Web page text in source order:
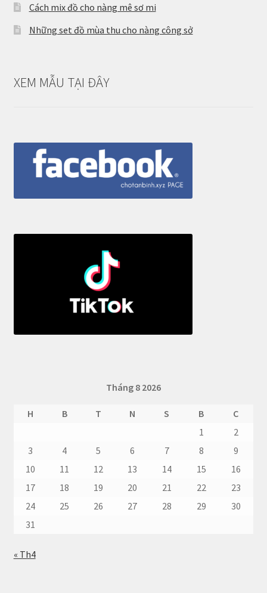
Cách mix đồ cho nàng mê sơ mi
Những set đồ mùa thu cho nàng công sở
XEM MẪU TẠI ĐÂY
Tháng 8 2026
H B T N S B
C
1
2
3
4 5 6 7 8
9
10
11 12 13 14 15
16
17
18 19 20 21 22
23
24
25 26 27 28 29
30
31
« Th4